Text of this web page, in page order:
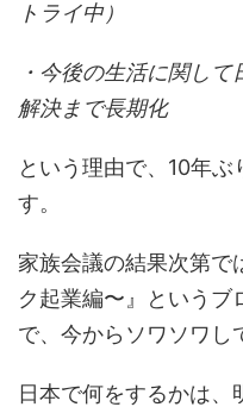
トライ中）
・今後の生活に関し
解決まで長期化
という理由で、10年
す。
家族会議の結果次第で
ク起業編〜』というブ
で、今からソワソワし
日本で何をするかは、